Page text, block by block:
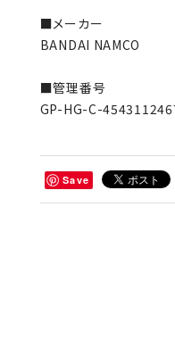
■メーカー
BANDAI NAMCO
■管理番号
GP-HG-C-
Save